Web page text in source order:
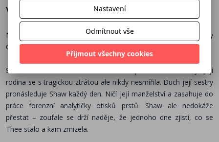
Více o knize
Napínavý psychologický thriller od oceňované americké autorky
Gillian French.
Shawina mladší sestra Thea zmizela před šestnácti lety. Její
rodina se s tragickou ztrátou ale nikdy nesmířila. Duch její sestry
pronásleduje Shaw každý den. Ničí její manželství a zasahuje do
práce forenzní analytičky otisků prstů. Shaw ale nedokáže
přestat – zoufale se drží naděje, že jednoho dne zjistí, co se
Thee stalo a kam zmizela.
Nastavení
Odmítnout vše
Přijmout všechny cookies